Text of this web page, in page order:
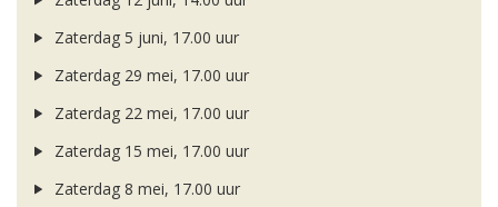
Zaterdag 5 juni, 17.00 uur
Zaterdag 29 mei, 17.00 uur
Zaterdag 22 mei, 17.00 uur
Zaterdag 15 mei, 17.00 uur
Zaterdag 8 mei, 17.00 uur